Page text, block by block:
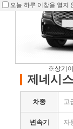
※상기
제네시
차종 고
변속기 자
오늘 하루 이창을 열지